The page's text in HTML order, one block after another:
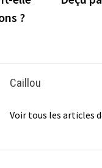
?
Caillou
Voir tous les articles